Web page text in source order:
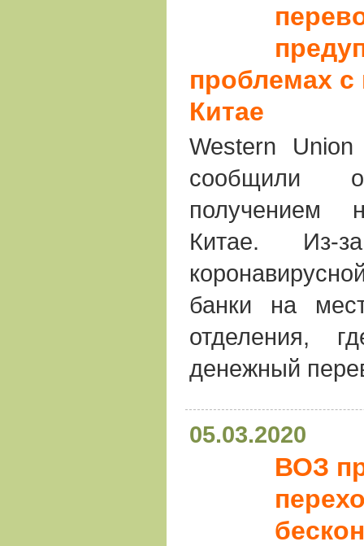
проблемах с
Китае
Western
сообщили
получением
Китае. Из-
банки на
отделения,
денежный
05.03.2020
ВОЗ